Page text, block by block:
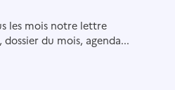
les mois notre lettre
du mois, agenda...